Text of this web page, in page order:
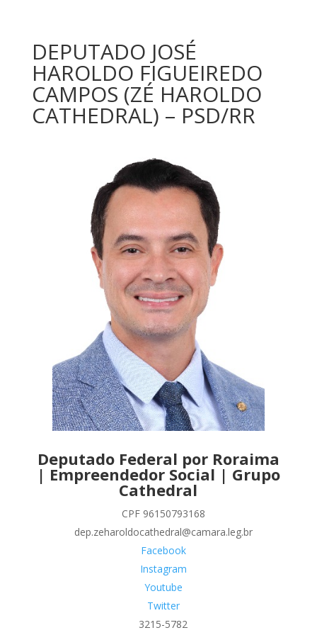
DEPUTADO JOSÉ
HAROLDO FIGUEIREDO
CAMPOS (ZÉ HAROLDO
CATHEDRAL) – PSD/RR
Deputado Federal por Roraima
| Empreendedor Social | Grupo
Cathedral
CPF 96150793168
dep.zeharoldocathedral@camara.leg.br
Facebook
Instagram
Youtube
Twitter
3215-5782